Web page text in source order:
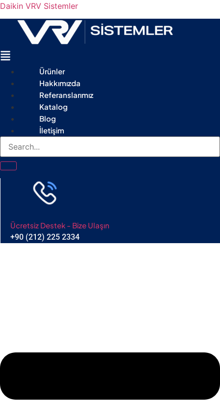
Daikin VRV Sistemler
Menu
Ürünler
Hakkımızda
Referanslarımız
Katalog
Blog
İletişim
Ücretsiz Destek - Bize Ulaşın
+90 (212) 225 2334